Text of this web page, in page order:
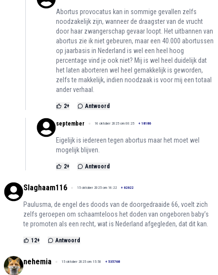
Abortus provocatus kan in sommige gevallen zelfs
noodzakelijk zijn, wanneer de draagster van de vrucht
door haar zwangerschap gevaar loopt. Het uitbannen van
abortus zie ik niet gebeuren, maar een 40.000 abortussen
op jaarbasis in Nederland is wel een heel hoog
percentage vind je ook niet? Mij is wel heel duidelijk dat
het laten aborteren wel heel gemakkelijk is geworden,
zelfs te makkelijk, indien noodzaak is voor mij een totaal
ander verhaal.
2+ Antwoord
september 16 oktober 2025 om 00:25 + 18186
Eigelijk is iedereen tegen abortus maar het moet wel
mogelijk blijven.
2+ Antwoord
Slaghaam116 15 oktober 2025 om 16:22 + 62622
Paulusma, de engel des doods van de doorgedraaide 66, voelt zich
zelfs geroepen om schaamteloos het doden van ongeboren baby’s
te promoten als een recht, wat is Nederland afgegleden, dat dit kan.
12+ Antwoord
nehemia 15 oktober 2025 om 15:50 + 535768